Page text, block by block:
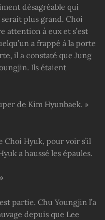
désagréable qui
plus grand. Choi
attention à eux et s’est
a frappé à la porte
il a constaté que Jung
Ils étaient
de Kim Hyunbaek. »
Choi Hyuk, pour voir s’il
a haussé les épaules.
partie. Chu Youngjin l’a
depuis que Lee